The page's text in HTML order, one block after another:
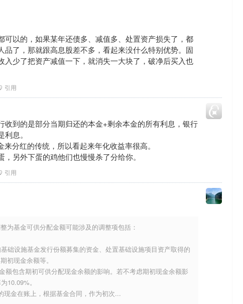
可以的，如果某年还债多、减值多、处置资产损失了，都
品了，那就跟高息股差不多，看起来没什么特别优势。固
入少了把资产减值一下，就消失一大块了，破净后买入也
引用
收到的是部分当期归还的本金+剩余本金的所有利息，银行
息。
分红的传统，所以看起来年化收益率很高。
另外下蛋的鸡他们也慢慢杀了分给你。
引用
为基金可供分配金额可能涉及的调整项包括：
础设施基金发行份额募集的资金、处置基础设施项目资产取得的
初现金余额等。
额包含期初可供分配现金余额的影响。若不考虑期初现金余额影
10.09%。
现金在账上，根据基金合同，作为初次...